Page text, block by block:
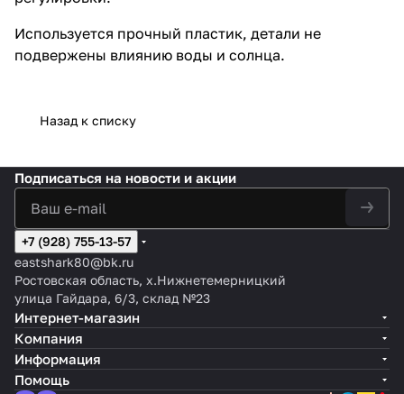
Используется прочный пластик, детали не
подвержены влиянию воды и солнца.
Назад к списку
Подписаться на новости и акции
+7 (928) 755-13-57
eastshark80@bk.ru
Ростовская область, х.Нижнетемерницкий
улица Гайдара, 6/3, склад №23
Интернет-магазин
Компания
Информация
Помощь